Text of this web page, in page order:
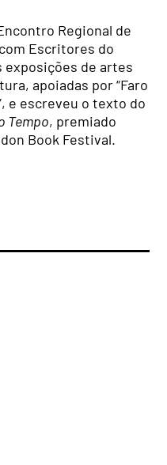
Regional de
Escritores do
exposições de artes
apoiadas por “Faro
e escreveu o texto do
Tempo, premiado
Book Festival.